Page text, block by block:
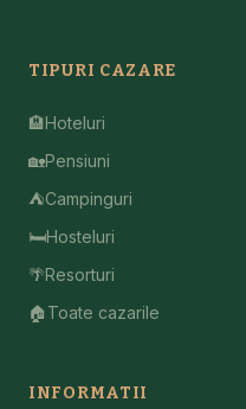
TIPURI CAZARE
🏨Hoteluri
🏡Pensiuni
⛺Campinguri
🛏️Hosteluri
🌴Resorturi
🏠 Toate cazarile
INFORMATII